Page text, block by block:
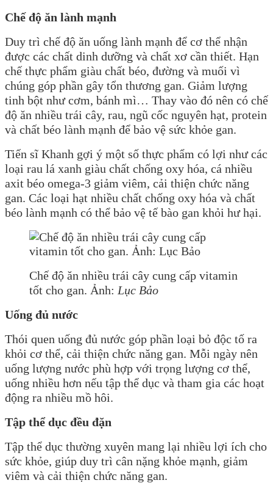
Chế độ ăn lành mạnh
Duy trì chế độ ăn uống lành mạnh để cơ thể nhận
được các chất dinh dưỡng và chất xơ cần thiết. Hạn
chế thực phẩm giàu chất béo, đường và muối vì
chúng góp phần gây tổn thương gan. Giảm lượng
tinh bột như cơm, bánh mì… Thay vào đó nên có chế
độ ăn nhiều trái cây, rau, ngũ cốc nguyên hạt, protein
và chất béo lành mạnh để bảo vệ sức khỏe gan.
Tiến sĩ Khanh gợi ý một số thực phẩm có lợi như các
loại rau lá xanh giàu chất chống oxy hóa, cá nhiều
axit béo omega-3 giảm viêm, cải thiện chức năng
gan. Các loại hạt nhiều chất chống oxy hóa và chất
béo lành mạnh có thể bảo vệ tế bào gan khỏi hư hại.
Chế độ ăn nhiều trái cây cung cấp vitamin
tốt cho gan. Ảnh: Lục Bảo
Uống đủ nước
Thói quen uống đủ nước góp phần loại bỏ độc tố ra
khỏi cơ thể, cải thiện chức năng gan. Mỗi ngày nên
uống lượng nước phù hợp với trọng lượng cơ thể,
uống nhiều hơn nếu tập thể dục và tham gia các hoạt
động ra nhiều mồ hôi.
Tập thể dục đều đặn
Tập thể dục thường xuyên mang lại nhiều lợi ích cho
sức khỏe, giúp duy trì cân nặng khỏe mạnh, giảm
viêm và cải thiện chức năng gan.